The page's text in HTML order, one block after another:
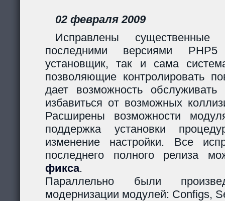
02 февраля 2009
Исправлены существенные
последними версиями
установщик, так и сама
позволяющие контролировать
дает возможность
избавиться от возможных
Расширены возможности
поддержка установки
изменение настройки. Все
последнего полного релиза
фикса.
Параллельно были
модернизации модулей: Configs,